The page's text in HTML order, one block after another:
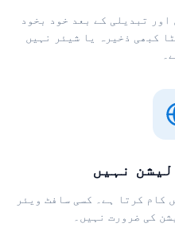
تبدیلی کے بعد خود بخود
کبھی ذخیرہ یا شیئر نہیں
نہیں
کام کرتا ہے۔ کسی سافٹ ویئر
کی ضرورت نہیں۔